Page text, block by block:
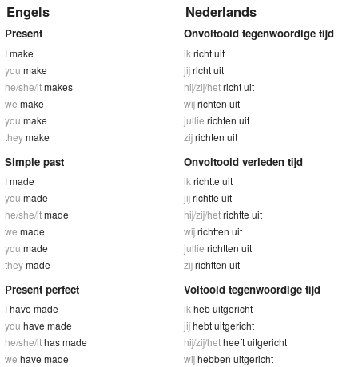
Engels Nederlands
Present
Imake
you make
he/she/itmakes
we make
you make
theymake
Onvoltooid tegenwoordige tijd
ik richt uit
jijricht uit
hij/zij/hetricht uit
wijrichten uit
jullie richten uit
zijrichten uit
Simple past
Imade
you made
he/she/itmade
we made
you made
theymade
Onvoltooid verleden tijd
ik richtte uit
jijrichtte uit
hij/zij/hetrichtte uit
wijrichtten uit
jullie richtten uit
zijrichtten uit
Present perfect
Ihave made
you have made
he/she/ithas made
we have made
Voltooid tegenwoordige tijd
ikheb uitgericht
jijhebt uitgericht
hij/zij/hetheeft uitgericht
wijhebben uitgericht